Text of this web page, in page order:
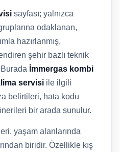
sayfası; yalnızca
odaklanan,
hazırlanmış,
şehir bazlı teknik
İmmergas kombi
servisi ile ilgili
belirtileri, hata kodu
bir arada sunulur.
yaşam alanlarında
biridir. Özellikle kış